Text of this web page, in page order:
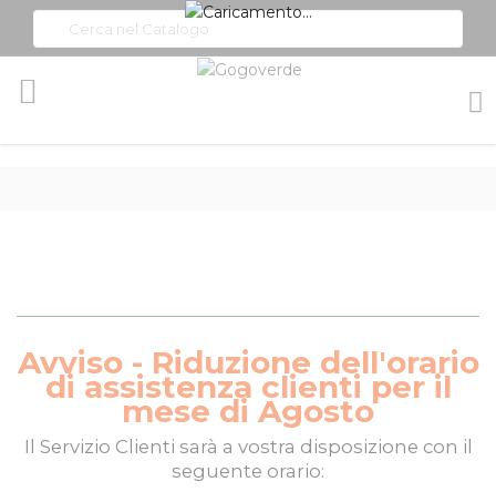
Avviso - Riduzione dell'orario
di assistenza clienti per il
mese di Agosto
Il Servizio Clienti sarà a vostra disposizione con il
seguente orario: